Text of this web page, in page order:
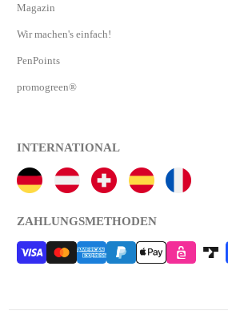
Magazin
Wir machen's einfach!
PenPoints
promogreen®
INTERNATIONAL
ZAHLUNGSMETHODEN